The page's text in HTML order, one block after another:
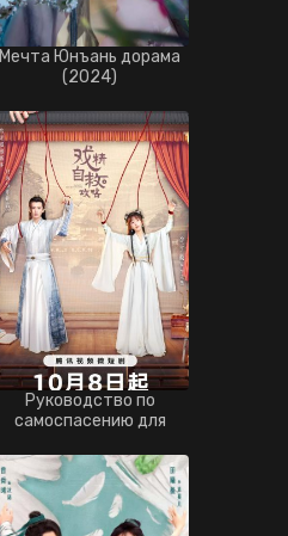
Мечта Юнъань дорама
(2024)
Руководство по
самоспасению для
(2024)